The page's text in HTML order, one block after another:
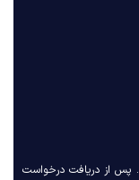
پس از دریافت درخواست